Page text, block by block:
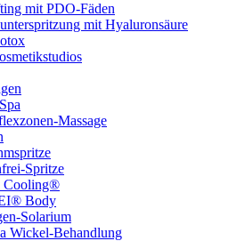
mit PDO-Fäden
mit Hyaluronsäure
Massage
Spritze
Cooling®
Body
Solarium
Wickel-Behandlung